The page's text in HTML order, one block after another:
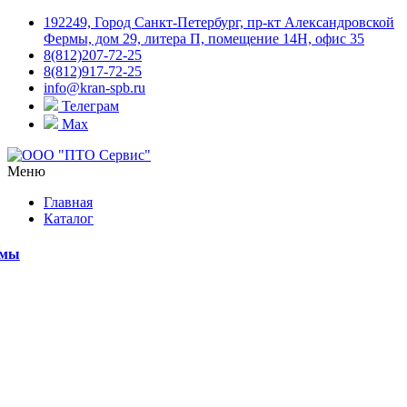
192249, Город Санкт-Петербург, пр-кт Александровской
Фермы, дом 29, литера П, помещение 14Н, офис 35
8(812)207-72-25
8(812)917-72-25
info@kran-spb.ru
Телеграм
Max
Меню
Главная
Каталог